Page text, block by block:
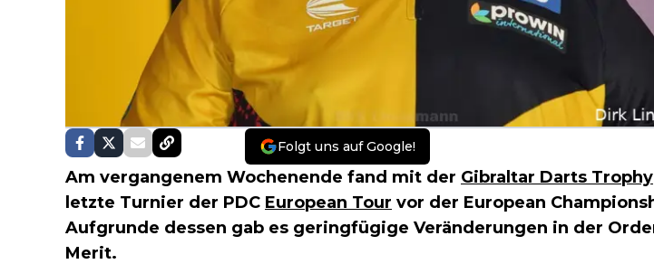
Folgt uns auf Google!
Am vergangenem Wochenende fand mit der Gibraltar Darts Trophy
letzte Turnier der PDC European Tour vor der European
Aufgrunde dessen gab es geringfügige Veränderungen in der
Merit.